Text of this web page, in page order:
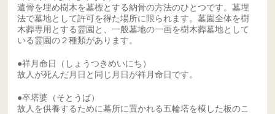
遺骨を埋め樹木を墓標とする納骨の方法のひとつです。墓埋
法で墓地として許可を得た場所に限られます。墓園全体を樹
木葬専用とする霊園と、一般墓地の一画を樹木葬墓地として
いる霊園の２種類があります。
●祥月命日（しょうつきめいにち）
故人が死んだ月日と同じ月日が祥月命日です。
●卒塔婆（そとうば）
故人を供養するために墓所に置かれる五輪塔を模した板のこ